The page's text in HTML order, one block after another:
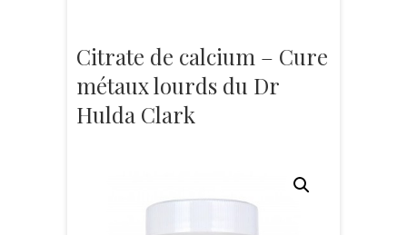
Citrate de calcium – Cure
métaux lourds du Dr
Hulda Clark